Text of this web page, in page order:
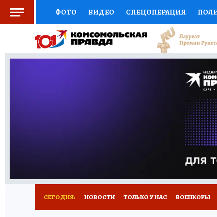
ФОТО ВИДЕО СПЕЦОПЕРАЦИЯ
СОЦПОДДЕРЖКА НАУКА СПОРТ
ВЫБОР ЭКСПЕРТОВ ДОКТОР
ПРОГНОЗЫ НА СПОРТ
НОВОЕ
СЕГОДНЯ: НОВОСТИ ТОЛЬКО У НАС ВОЕНКОРЫ